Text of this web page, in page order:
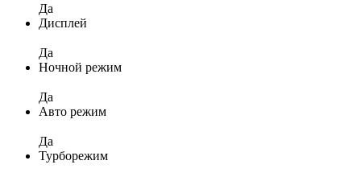
Да
Дисплей
Да
Ночной режим
Да
Авто режим
Да
Турборежим